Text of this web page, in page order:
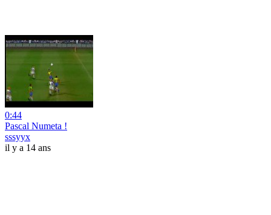
0:44
Pascal Numeta !
sssyyx
il y a 14 ans